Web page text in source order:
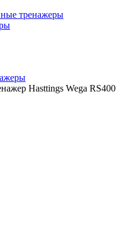
тренажеры
Hasttings Wega RS400